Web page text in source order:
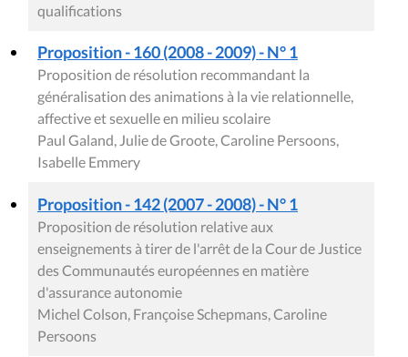
qualifications
Proposition - 160 (2008 - 2009) - N° 1
Proposition de résolution recommandant la
généralisation des animations à la vie relationnelle,
affective et sexuelle en milieu scolaire
Paul Galand, Julie de Groote, Caroline Persoons,
Isabelle Emmery
Proposition - 142 (2007 - 2008) - N° 1
Proposition de résolution relative aux
enseignements à tirer de l'arrêt de la Cour de Justice
des Communautés européennes en matière
d'assurance autonomie
Michel Colson, Françoise Schepmans, Caroline
Persoons